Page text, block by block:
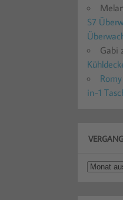
S7
Gabi
Romy
in-1